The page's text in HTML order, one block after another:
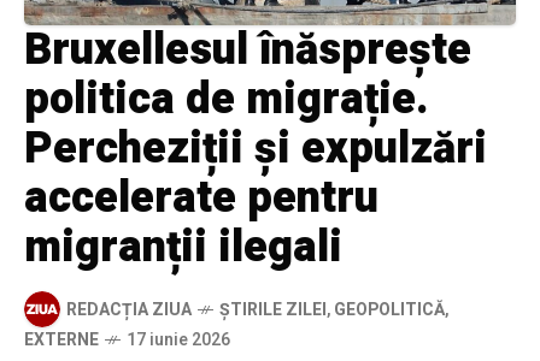
Bruxellesul înăsprește
politica de migrație.
Percheziții și expulzări
accelerate pentru
migranții ilegali
REDACȚIA ZIUA ȘTIRILE ZILEI,GEOPOLITICĂ,
EXTERNE
17 iunie 2026